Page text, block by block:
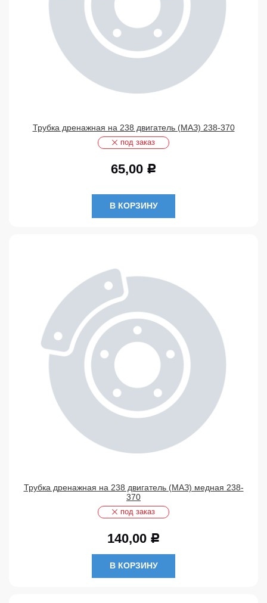
Трубка дренажная на 238 двигатель (МАЗ) 238-370
под заказ
65,00 Р
В КОРЗИНУ
Трубка дренажная на 238 двигатель (МАЗ) медная 238-
370
под заказ
140,00 Р
В КОРЗИНУ